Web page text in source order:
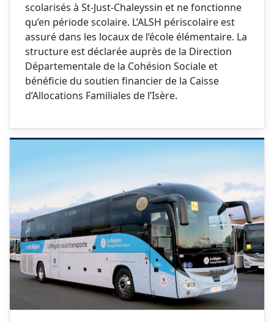
scolarisés à St-Just-Chaleyssin et ne fonctionne
qu’en période scolaire. L’ALSH périscolaire est
assuré dans les locaux de l’école élémentaire. La
structure est déclarée auprès de la Direction
Départementale de la Cohésion Sociale et
bénéficie du soutien financier de la Caisse
d’Allocations Familiales de l’Isère.